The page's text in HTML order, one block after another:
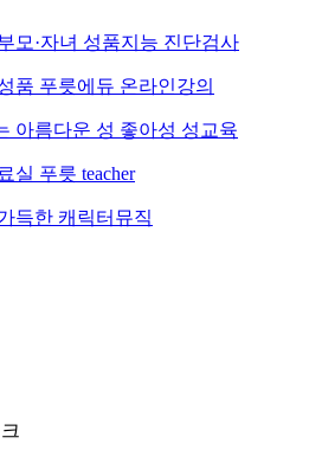
모·자녀 성품지능 진단검사
품 푸릇에듀 온라인강의
아름다운 성 좋아성 성교육
실 푸릇 teacher
득한 캐릭터뮤직